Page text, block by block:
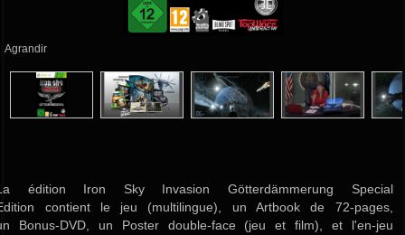
Agrandir
édition Iron Sky Invasion Götterdämmerung Special
contient le jeu (multilingue), un Artbook de 72-pages,
Bonus-DVD, un Poster double-face (jeu et film), et l'en-jeu